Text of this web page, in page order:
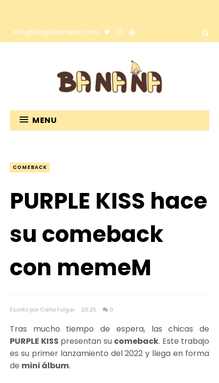
info@bloglabanana.com
MENU
COMEBACK
PURPLE KISS hace
su comeback
con memeM
Escrito por Carla Folgar 20:25 0
Tras mucho tiempo de espera, las chicas de
PURPLE KISS presentan su comeback. Este trabajo
es su primer lanzamiento del 2022 y llega en forma
de mini álbum.